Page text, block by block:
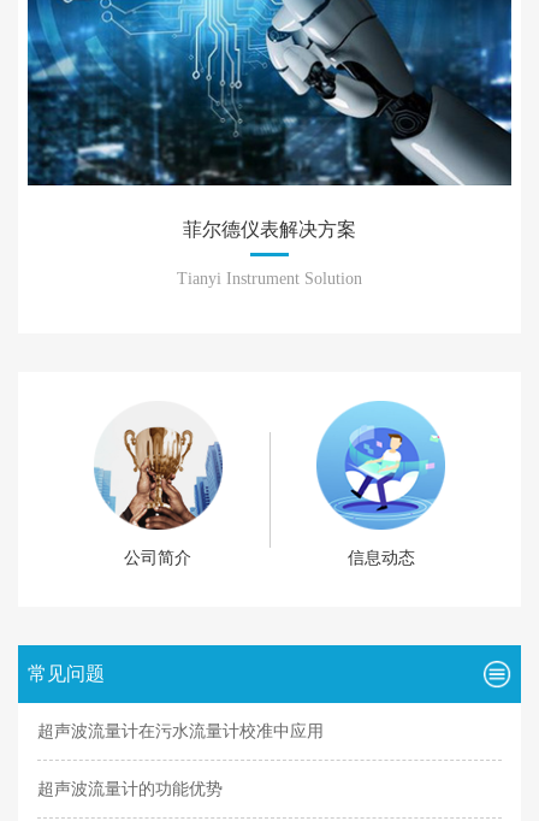
菲尔德仪表解决方案
Tianyi Instrument Solution
公司简介 信息动态
常见问题
超声波流量计在污水流量计校准中应用
超声波流量计的功能优势